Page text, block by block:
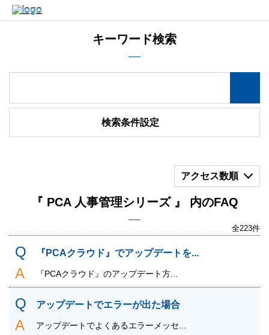
キーワード検索
検索条件設定
アクセス数順
『 PCA 人事管理シリーズ 』 内のFAQ
全223件
『PCAクラウド』でアップデートを...
『PCAクラウド』のアップデート方...
アップデートでエラーが出た場合
アップデートでよくあるエラーメッセ...